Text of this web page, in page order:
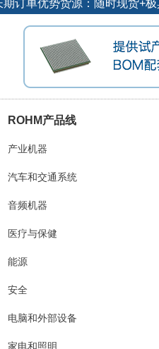
期订单优势货源：随时现货+
ROHM产品线
产业机器
汽车和交通系统
音频机器
医疗与保健
能源
安全
电脑和外部设备
家电和照明